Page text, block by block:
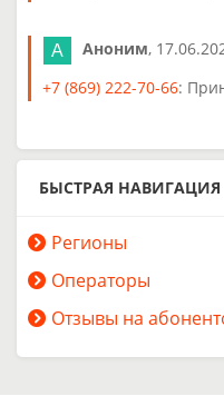
Аноним,
+7 (869) 222-70-66:
БЫСТРАЯ НАВИГАЦИЯ
Регионы
Операторы
Отзывы на